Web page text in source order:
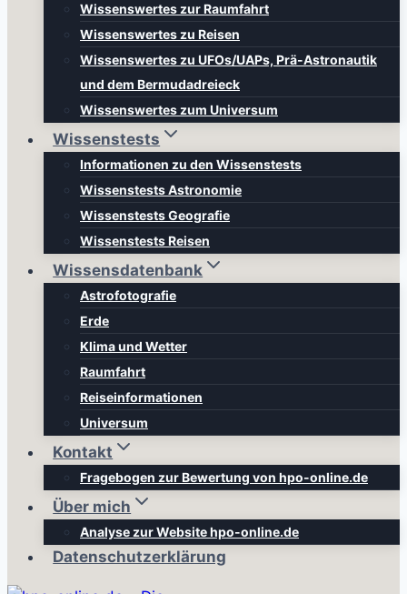
Wissenswertes zur Raumfahrt
Wissenswertes zu Reisen
Wissenswertes zu UFOs/UAPs, Prä-Astronautik
und dem Bermudadreieck
Wissenswertes zum Universum
Wissenstests
Informationen zu den Wissenstests
Wissenstests Astronomie
Wissenstests Geografie
Wissenstests Reisen
Wissensdatenbank
Astrofotografie
Erde
Klima und Wetter
Raumfahrt
Reiseinformationen
Universum
Kontakt
Fragebogen zur Bewertung von hpo-online.de
Über mich
Analyse zur Website hpo-online.de
Datenschutzerklärung